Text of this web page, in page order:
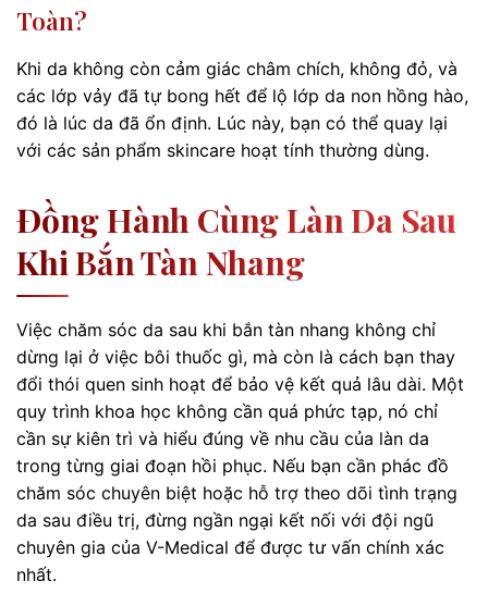
Toàn?
Khi da không còn cảm giác châm chích, không đỏ, và
các lớp vảy đã tự bong hết để lộ lớp da non hồng hào,
đó là lúc da đã ổn định. Lúc này, bạn có thể quay lại
với các sản phẩm skincare hoạt tính thường dùng.
Đồng Hành Cùng Làn Da Sau
Khi Bắn Tàn Nhang
Việc chăm sóc da sau khi bắn tàn nhang không chỉ
dừng lại ở việc bôi thuốc gì, mà còn là cách bạn thay
đổi thói quen sinh hoạt để bảo vệ kết quả lâu dài. Một
quy trình khoa học không cần quá phức tạp, nó chỉ
cần sự kiên trì và hiểu đúng về nhu cầu của làn da
trong từng giai đoạn hồi phục. Nếu bạn cần phác đồ
chăm sóc chuyên biệt hoặc hỗ trợ theo dõi tình trạng
da sau điều trị, đừng ngần ngại kết nối với đội ngũ
chuyên gia của V-Medical để được tư vấn chính xác
nhất.